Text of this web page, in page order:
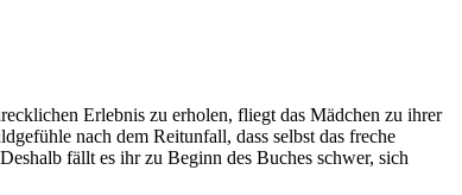
Erlebnis zu erholen, fliegt das Mädchen zu ihrer
nach dem Reitunfall, dass selbst das freche
fällt es ihr zu Beginn des Buches schwer, sich